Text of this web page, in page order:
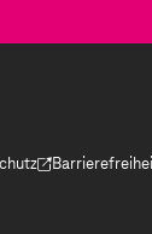
Tab geöffnet)
in einem neuen
(Der Link